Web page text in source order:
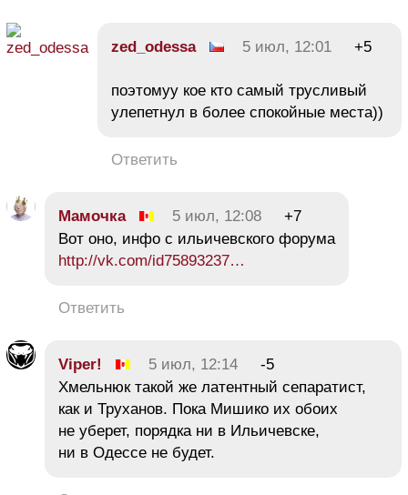
zed_odessa 5 июл, 12:01 +5
поэтомуу кое кто самый трусливый
улепетнул в более спокойные места))
Ответить
Мамочка 5 июл, 12:08
+7
Вот оно, инфо с ильичевского форума
http://vk.com/id75893237…
Ответить
Viреr! 5 июл, 12:14
-5
Хмельнюк такой же латентный сепаратист,
как и Труханов. Пока Мишико их обоих
не уберет, порядка ни в Ильичевске,
ни в Одессе не будет.